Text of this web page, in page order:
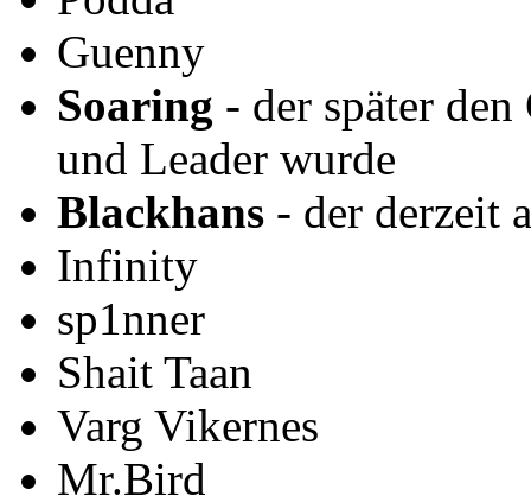
Guenny
Soaring - der später
und Leader wurde
Blackhans - der derzeit
Infinity
sp1nner
Shait Taan
Varg Vikernes
Mr.Bird